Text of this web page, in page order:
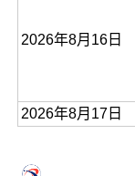
2026年8月16日
2026年8月17日